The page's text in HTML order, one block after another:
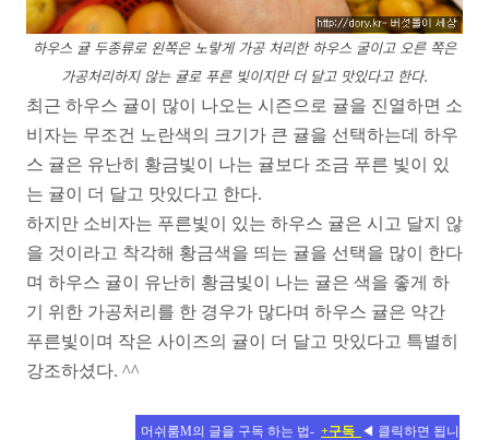
하우스 귤 두종류로 왼쪽은 노랗게 가공 처리한 하우스 굴이고 오른 쪽은
가공처리하지 않는 귤로 푸른 빛이지만 더 달고 맛있다고 한다.
최근 하우스 귤이 많이 나오는 시즌으로 귤을 진열하면 소
비자는 무조건 노란색의 크기가 큰 귤을 선택하는데 하우
스 귤은 유난히 황금빛이 나는 귤보다 조금 푸른 빛이 있
는 귤이 더 달고 맛있다고 한다.
하지만 소비자는 푸른빛이 있는 하우스 귤은 시고 달지 않
을 것이라고 착각해 황금색을 띄는 귤을 선택을 많이 한다
며 하우스 귤이 유난히 황금빛이 나는 귤은 색을 좋게 하
기 위한 가공처리를 한 경우가 많다며 하우스 귤은 약간
푸른빛이며 작은 사이즈의 귤이 더 달고 맛있다고 특별히
강조하셨다. ^^
머쉬룸M의 글을 구독 하는 법- +구독 ◀ 클릭하면 됩니